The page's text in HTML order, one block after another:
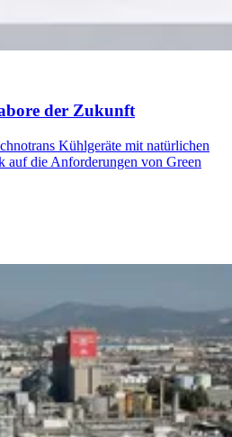
der Zukunft
Kühlgeräte mit natürlichen
auf die Anforderungen von Green